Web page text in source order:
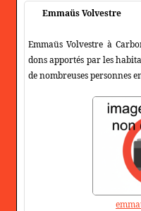
Emmaüs Volvestre
Emmaüs Volvestre à
dons apportés par les
de nombreuses personnes